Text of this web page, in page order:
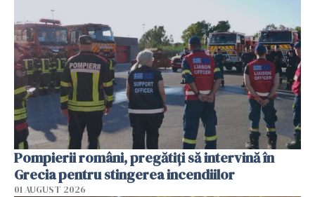
Pompierii români, pregătiţi să intervină în
Grecia pentru stingerea incendiilor
01 AUGUST 2026